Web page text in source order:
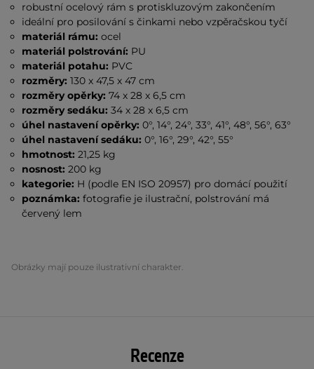
robustní ocelový rám s protiskluzovým zakončením
ideální pro posilování s činkami nebo vzpěračskou tyčí
materiál rámu:ocel
materiál polstrování: PU
materiál potahu: PVC
rozměry: 130 x 47,5 x 47 cm
rozměry opěrky: 74 x 28 x 6,5 cm
rozměry sedáku: 34 x 28 x 6,5 cm
úhel nastavení opěrky:0°, 14°, 24°, 33°, 41°, 48°, 56°, 63°
úhel nastavení sedáku: 0°, 16°, 29°, 42°, 55°
hmotnost: 21,25 kg
nosnost: 200 kg
kategorie: H (podle EN ISO 20957) pro domácí použití
poznámka:fotografie je ilustrační, polstrování má
červený lem
Obrázky mají pouze ilustrativní charakter.
Recenze